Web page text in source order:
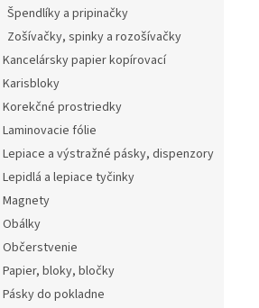
Špendlíky a pripinačky
Zošívačky, spinky a rozošívačky
Kancelársky papier kopírovací
Karisbloky
Korekčné prostriedky
Laminovacie fólie
Lepiace a výstražné pásky, dispenzory
Lepidlá a lepiace tyčinky
Magnety
Obálky
Občerstvenie
Papier, bloky, bločky
Pásky do pokladne